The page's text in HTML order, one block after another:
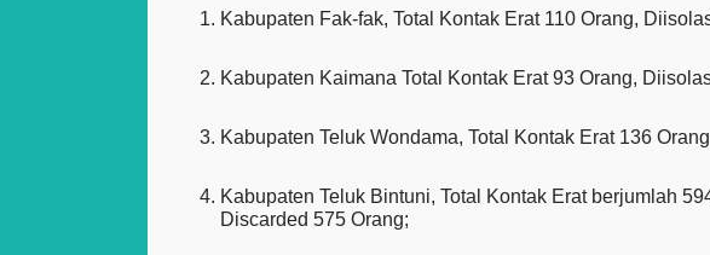
Kabupaten Fak-fak, Total Kontak Erat 110 Orang,
Kabupaten Kaimana Total Kontak Erat 93 Orang,
Kabupaten Teluk Wondama, Total Kontak Erat 136
Kabupaten Teluk Bintuni, Total Kontak Erat berjumlah
Discarded 575 Orang;